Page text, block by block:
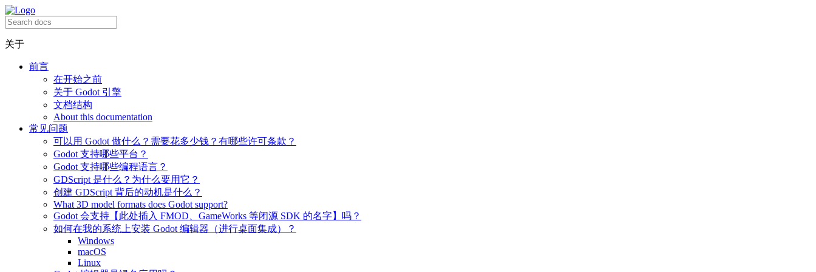
关于
前言
在开始之前
关于 Godot 引擎
文档结构
About this documentation
常见问题
可以用 Godot 做什么？需要花多少钱？有哪些许可条款？
Godot 支持哪些平台？
Godot 支持哪些编程语言？
GDScript 是什么？为什么要用它？
创建 GDScript 背后的动机是什么？
What 3D model formats does Godot support?
Godot 会支持【此处插入 FMOD、GameWorks 等闭源 SDK 的名字】吗？
如何在我的系统上安装 Godot 编辑器（进行桌面集成）？
Windows
macOS
Linux